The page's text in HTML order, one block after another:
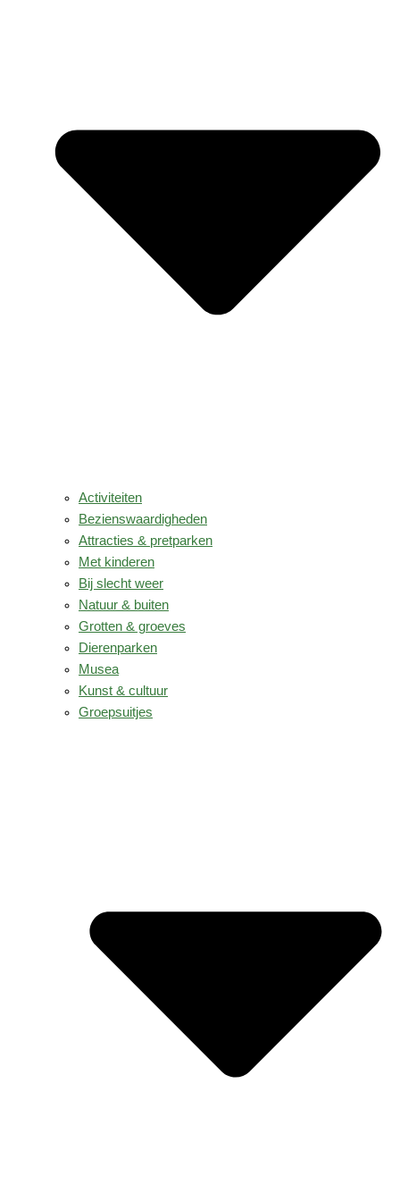
Activiteiten
Bezienswaardigheden
Attracties & pretparken
Met kinderen
Bij slecht weer
Natuur & buiten
Grotten & groeves
Dierenparken
Musea
Kunst & cultuur
Groepsuitjes